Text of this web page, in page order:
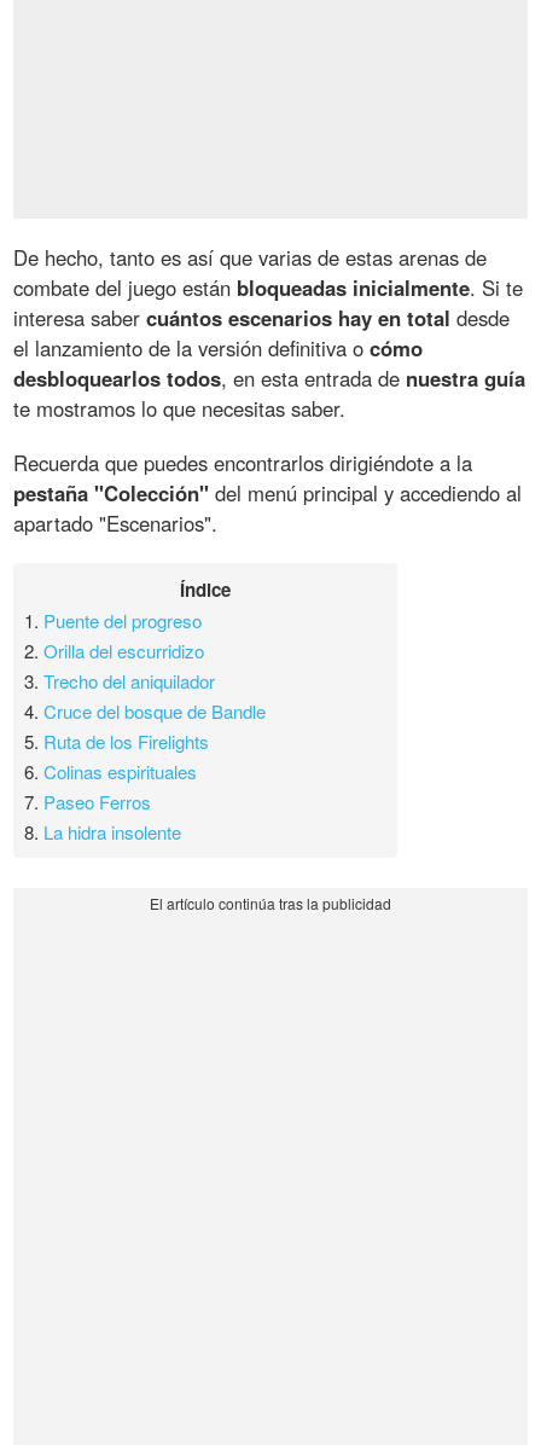
De hecho, tanto es así que varias de estas arenas de
combate del juego están bloqueadas inicialmente. Si te
interesa sabercuántos escenarios hay en total desde
el lanzamiento de la versión definitiva ocómo
desbloquearlos todos, en esta entrada de nuestra guía
te mostramos lo que necesitas saber.
Recuerda que puedes encontrarlos dirigiéndote a la
pestaña "Colección" del menú principal y accediendo al
apartado "Escenarios".
Índice
1. Puente del progreso
2.Orilla del escurridizo
3.Trecho del aniquilador
4.Cruce del bosque de Bandle
5. Ruta de los Firelights
6.Colinas espirituales
7. Paseo Ferros
8. La hidra insolente